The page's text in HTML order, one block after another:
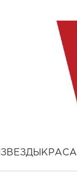
ЗВЕЗДЫ КРАСА